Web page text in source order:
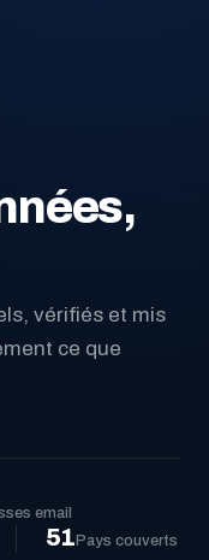
vérifiés et mis
ce que
email
51 Pays couverts